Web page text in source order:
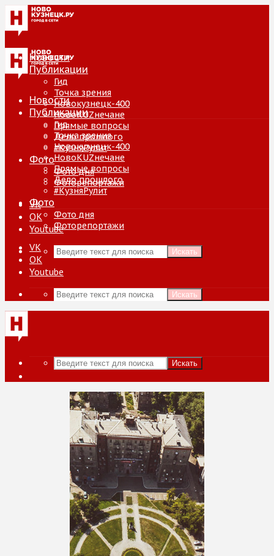
Новости
Публикации
Гид
Точка зрения
Новокузнецк-400
НовоKUZнечане
Прямые вопросы
Дело прошлого
#КузняРулит
Фото
Фото дня
Фоторепортажи
VK
ОК
Youtube
Искать
Новости
Публикации
Гид
Точка зрения
Новокузнецк-400
НовоKUZнечане
Прямые вопросы
Дело прошлого
#КузняРулит
Фото
Фото дня
Фоторепортажи
VK
ОК
Youtube
Искать
Искать